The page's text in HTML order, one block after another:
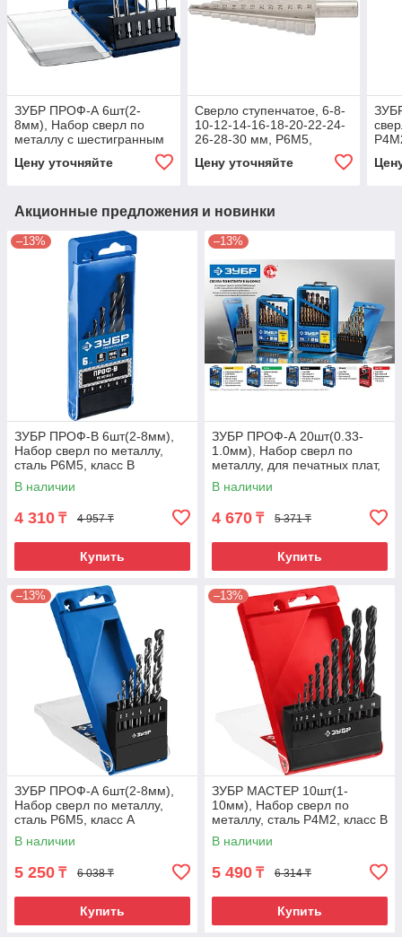
ЗУБР ПРОФ-А 6шт(2-
8мм), Набор сверл по
металлу с шестигранным
хвостовиком, сталь Р6М5,
класс А
Цену уточняйте
Сверло ступенчатое, 6-8-
10-12-14-16-18-20-22-24-
26-28-30 мм, Р6М5,
Барс
Цену уточняйте
Акционные предложения и новинки
–13%
ЗУБР ПРОФ-В 6шт(2-8мм),
Набор сверл по металлу,
сталь Р6М5, класс В
В наличии
4 310 ₸ 4 957 ₸
Купить
–13%
ЗУБР ПРОФ-А 20шт(0.33-
1.0мм), Набор сверл по
металлу, для печатных плат,
сталь Р6М5, класс А
В наличии
4 670 ₸ 5 371 ₸
Купить
–13%
ЗУБР ПРОФ-А 6шт(2-8мм),
Набор сверл по металлу,
сталь Р6М5, класс А
В наличии
5 250 ₸ 6 038 ₸
Купить
–13%
ЗУБР МАСТЕР 10шт(1-
10мм), Набор сверл по
металлу, сталь Р4М2, класс В
В наличии
5 490 ₸ 6 314 ₸
Купить